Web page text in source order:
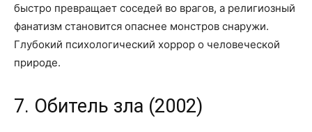
быстро превращает соседей во врагов, а религиозный
фанатизм становится опаснее монстров снаружи.
Глубокий психологический хоррор о человеческой
природе.
7. Обитель зла (2002)